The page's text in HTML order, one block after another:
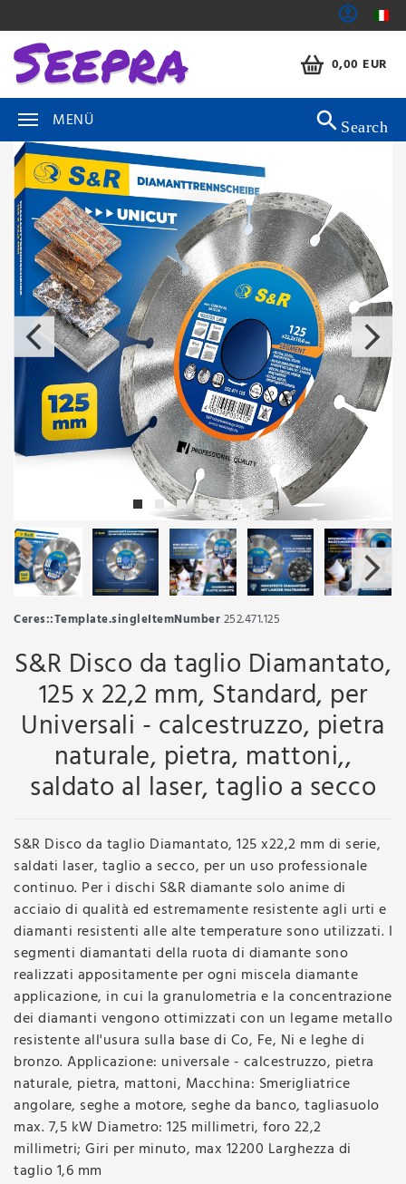
0,00 EUR
MENÜ Search
Ceres::Template.singleItemNumber252.471.125
S&R Disco da taglio Diamantato,
125 x 22,2 mm, Standard, per
Universali - calcestruzzo, pietra
naturale, pietra, mattoni,,
saldato al laser, taglio a secco
S&R Disco da taglio Diamantato, 125 x22,2 mm di serie,
saldati laser, taglio a secco, per un uso professionale
continuo. Per i dischi S&R diamante solo anime di
acciaio di qualità ed estremamente resistente agli urti e
diamanti resistenti alle alte temperature sono utilizzati. I
segmenti diamantati della ruota di diamante sono
realizzati appositamente per ogni miscela diamante
applicazione, in cui la granulometria e la concentrazione
dei diamanti vengono ottimizzati con un legame metallo
resistente all'usura sulla base di Co, Fe, Ni e leghe di
bronzo. Applicazione: universale - calcestruzzo, pietra
naturale, pietra, mattoni, Macchina: Smerigliatrice
angolare, seghe a motore, seghe da banco, tagliasuolo
max. 7,5 kW Diametro: 125 millimetri, foro 22,2
millimetri; Giri per minuto, max 12200 Larghezza di
taglio 1,6 mm